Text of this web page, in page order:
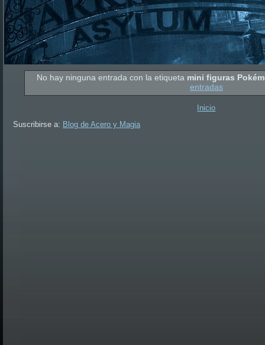
No hay ninguna entrada con la etiqueta mini figuras
entradas
Inicio
Suscribirse a: Blog de Acero y Magia